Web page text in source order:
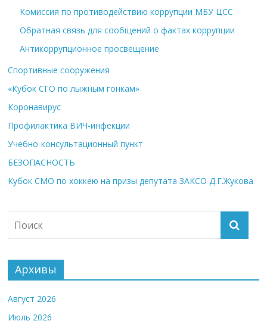
Комиссия по противодействию коррупции МБУ ЦСС
Обратная связь для сообщений о фактах коррупции
Антикоррупционное просвещение
Спортивные сооружения
«Кубок СГО по лыжным гонкам»
Коронавирус
Профилактика ВИЧ-инфекции
Учебно-консультационный пункт
БЕЗОПАСНОСТЬ
Кубок СМО по хоккею на призы депутата ЗАКСО Д.Г.Жукова
Архивы
Август 2026
Июль 2026